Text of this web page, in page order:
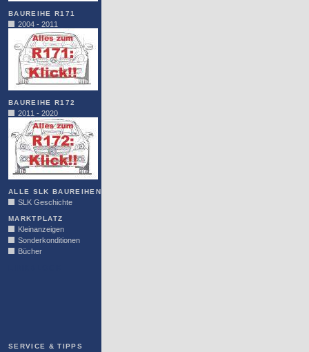
BAUREIHE R171
2004 - 2011
BAUREIHE R172
2011 - 2020
ALLE SLK BAUREIHEN
SLK Geschichte
MARKTPLATZ
Kleinanzeigen
Sonderkonditionen
Bücher
SERVICE & TIPPS